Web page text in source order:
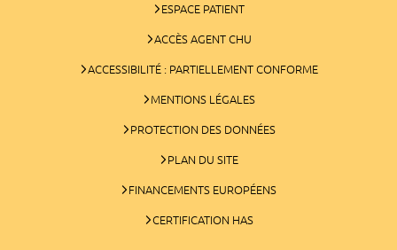
ESPACE PATIENT
ACCÈS AGENT CHU
ACCESSIBILITÉ : PARTIELLEMENT CONFORME
MENTIONS LÉGALES
PROTECTION DES DONNÉES
PLAN DU SITE
FINANCEMENTS EUROPÉENS
CERTIFICATION HAS